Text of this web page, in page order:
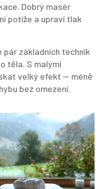
Dobrý masér
potíže a upraví tlak
pár základních technik
těla. S malými
velký efekt — méně
bez omezení.